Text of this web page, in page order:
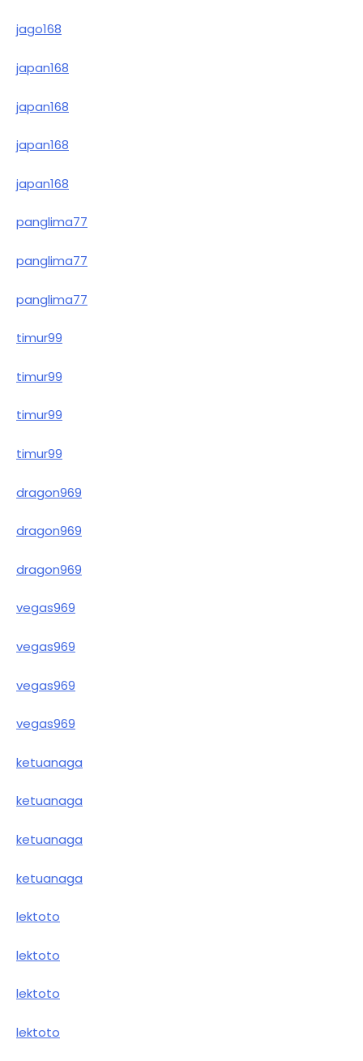
jago168
japan168
japan168
japan168
japan168
panglima77
panglima77
panglima77
timur99
timur99
timur99
timur99
dragon969
dragon969
dragon969
vegas969
vegas969
vegas969
vegas969
ketuanaga
ketuanaga
ketuanaga
ketuanaga
lektoto
lektoto
lektoto
lektoto